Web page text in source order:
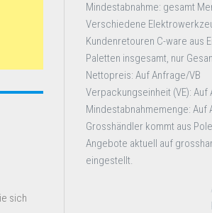
sich
Mindestabnahme: gesamt
Verschiedene
Kundenretouren C-ware aus
Paletten insgesamt, nur
Nettopreis: Auf Anfrage/VB
Verpackungseinheit (VE): Auf
Mindestabnahmemenge: Auf
Grosshändler kommt aus
Angebote aktuell auf
eingestellt.